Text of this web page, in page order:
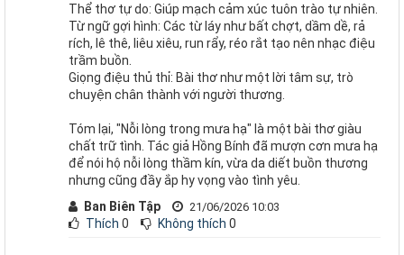
Thể thơ tự do: Giúp mạch cảm xúc tuôn trào tự nhiên.
Từ ngữ gợi hình: Các từ láy như bất chợt, dầm dề, rả
rích, lê thê, liêu xiêu, run rẩy, réo rắt tạo nên nhạc điệu
trầm buồn.
Giọng điệu thủ thỉ: Bài thơ như một lời tâm sự, trò
chuyện chân thành với người thương.
Tóm lại, "Nỗi lòng trong mưa hạ" là một bài thơ giàu
chất trữ tình. Tác giả Hồng Bính đã mượn cơn mưa hạ
để nói hộ nỗi lòng thầm kín, vừa da diết buồn thương
nhưng cũng đầy ắp hy vọng vào tình yêu.
Ban Biên Tập
21/06/2026 10:03
Thích 0 Không thích 0